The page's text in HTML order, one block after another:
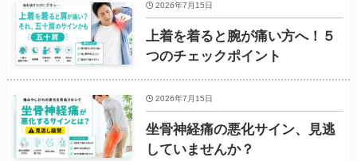
上着を着ると腕が痛い方へ！５
つのチェックポイント
2026年7月15日
坐骨神経痛の悪化サイン、見逃
していませんか？
2026年7月15日